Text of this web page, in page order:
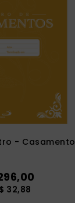
- Casamento
,00
32,88